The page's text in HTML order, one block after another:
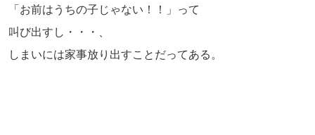
「お前はうちの子じゃない！！」って
叫び出すし・・・、
しまいには家事放り出すことだってある。